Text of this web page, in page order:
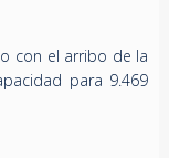
con el arribo de la
para 9.469